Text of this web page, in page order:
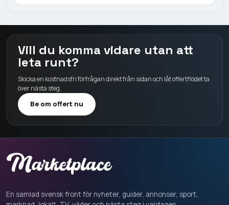
Vill du komma vidare utan att
leta runt?
Skicka en kostnadsfri förfrågan direkt från sidan och låt offertflödet ta
över nästa steg.
Be om offert nu
En samlad svensk front för nyheter, guider, annonser, sport,